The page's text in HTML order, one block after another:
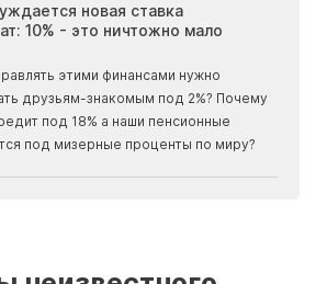
новая ставка
10% - это ничтожно мало
этими финансами нужно
друзьям-знакомым под 2%? Почему
под 18% а наши пенсионные
под мизерные проценты по миру?